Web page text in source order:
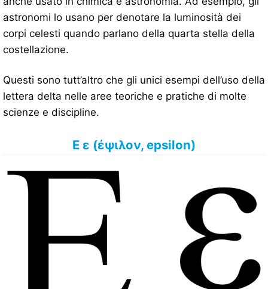
astronomi lo usano per denotare la luminosità dei
corpi celesti quando parlano della quarta stella della
costellazione.
Questi sono tutt’altro che gli unici esempi dell’uso della
lettera delta nelle aree teoriche e pratiche di molte
scienze e discipline.
Ε ε (έψιλον, epsilon)